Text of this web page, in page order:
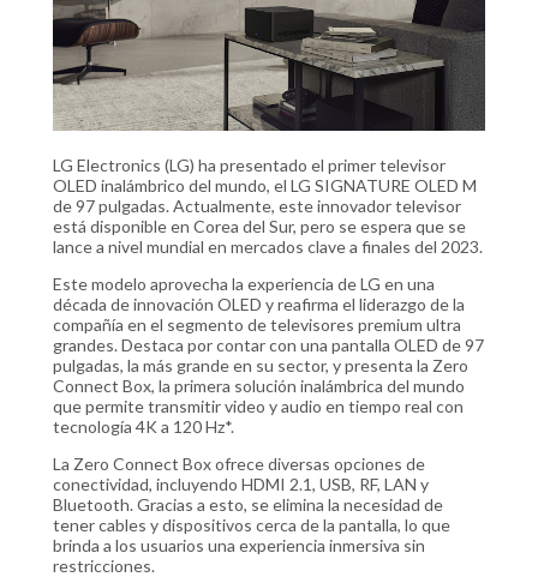
LG Electronics (LG) ha presentado el primer televisor
OLED inalámbrico del mundo, el LG SIGNATURE OLED M
de 97 pulgadas. Actualmente, este innovador televisor
está disponible en Corea del Sur, pero se espera que se
lance a nivel mundial en mercados clave a finales del 2023.
Este modelo aprovecha la experiencia de LG en una
década de innovación OLED y reafirma el liderazgo de la
compañía en el segmento de televisores premium ultra
grandes. Destaca por contar con una pantalla OLED de 97
pulgadas, la más grande en su sector, y presenta la Zero
Connect Box, la primera solución inalámbrica del mundo
que permite transmitir video y audio en tiempo real con
tecnología 4K a 120 Hz*.
La Zero Connect Box ofrece diversas opciones de
conectividad, incluyendo HDMI 2.1, USB, RF, LAN y
Bluetooth. Gracias a esto, se elimina la necesidad de
tener cables y dispositivos cerca de la pantalla, lo que
brinda a los usuarios una experiencia inmersiva sin
restricciones.